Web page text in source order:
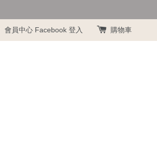
會員中心 Facebook 登入 購物車